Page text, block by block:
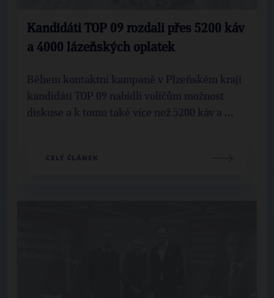
Kandidáti TOP 09 rozdali přes 5200 káv
a 4000 lázeňských oplatek
Během kontaktní kampaně v Plzeňském kraji
kandidáti TOP 09 nabídli voličům možnost
diskuse a k tomu také více než 5200 káv a ...
CELÝ ČLÁNEK